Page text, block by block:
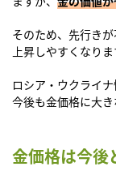
そのため、先行き
上昇しやすくなりま
ロシア・ウクライ
今後も金価格に大き
金価格は今後